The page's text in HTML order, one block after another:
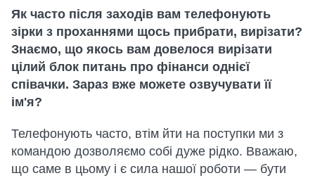
Як часто після заходів вам телефонують
зірки з проханнями щось прибрати, вирізати?
Знаємо, що якось вам довелося вирізати
цілий блок питань про фінанси однієї
співачки. Зараз вже можете озвучувати її
ім'я?
Телефонують часто, втім йти на поступки ми з
командою дозволяємо собі дуже рідко. Вважаю,
що саме в цьому і є сила нашої роботи — бути